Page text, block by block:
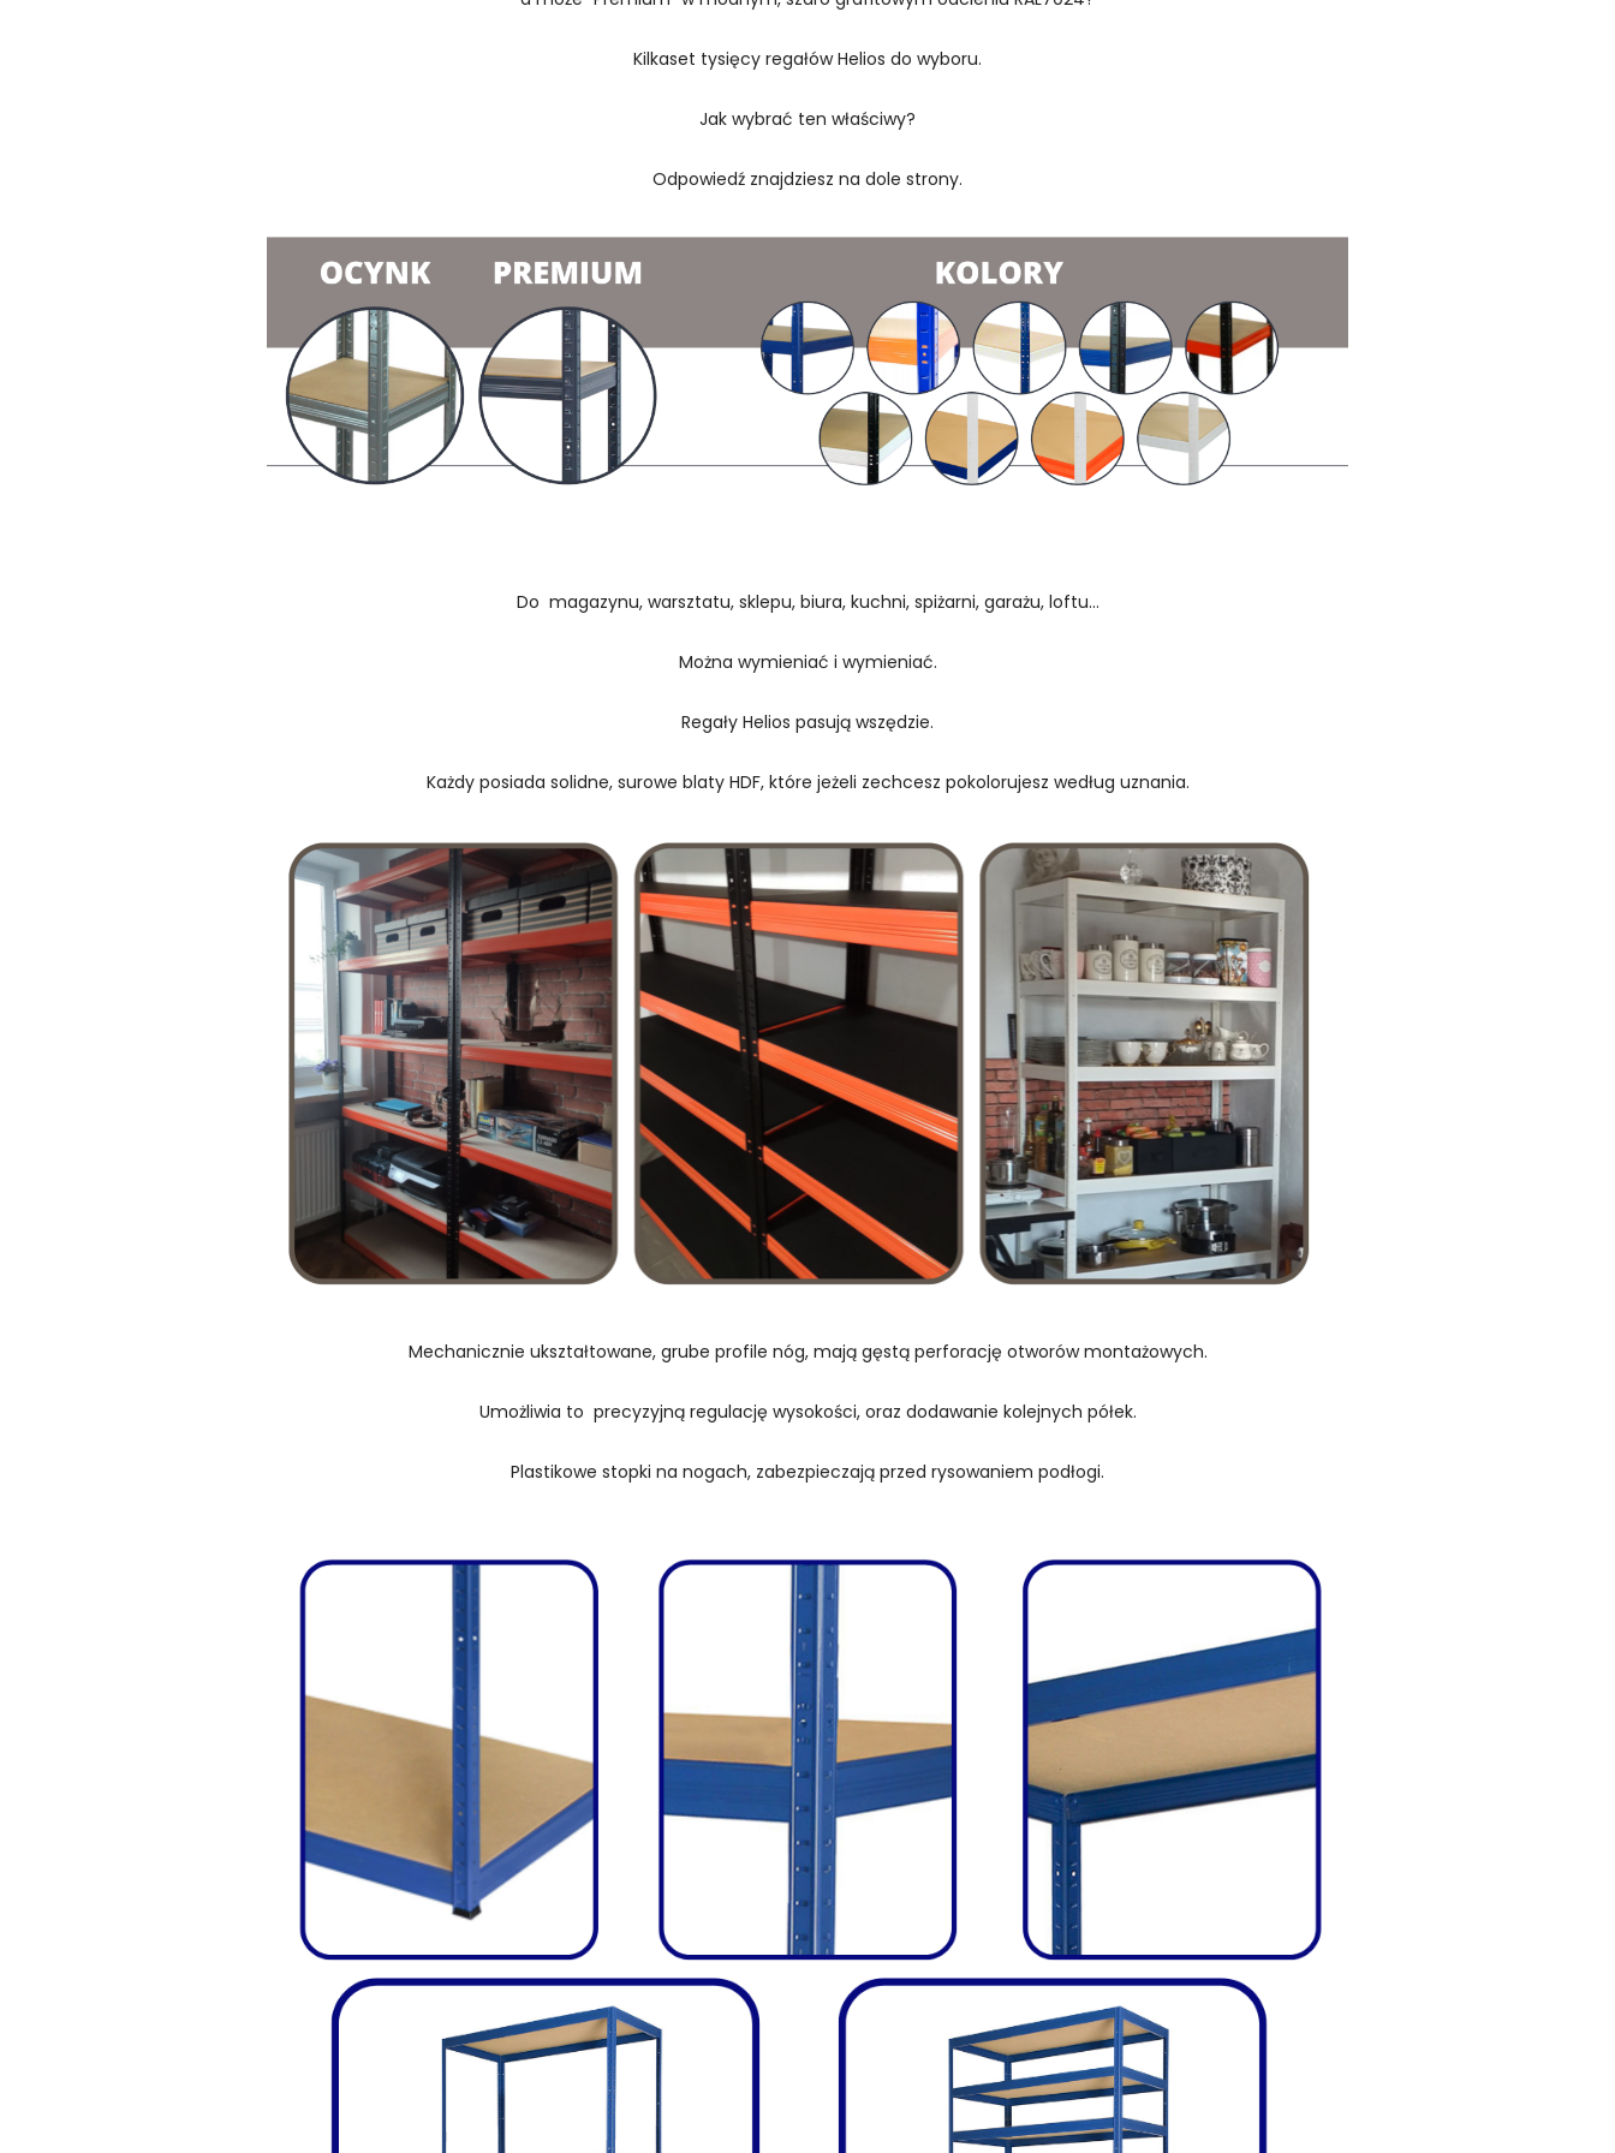
Kilkaset tysięcy regałów Helios do wyboru.
Jak wybrać ten właściwy?
Odpowiedź znajdziesz na dole strony.
Do magazynu, warsztatu, sklepu, biura, kuchni, spiżarni, garażu, loftu...
Można wymieniać i wymieniać.
Regały Helios pasują wszędzie.
Każdy posiada solidne, surowe blaty HDF, które jeżeli zechcesz pokolorujesz według uznania.
Mechanicznie ukształtowane, grube profile nóg, mają gęstą perforację otworów montażowych.
Umożliwia to precyzyjną regulację wysokości, oraz dodawanie kolejnych półek.
Plastikowe stopki na nogach, zabezpieczają przed rysowaniem podłogi.